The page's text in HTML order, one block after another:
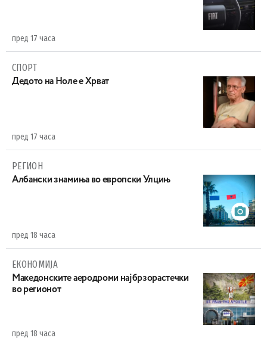
пред 17 часа
СПОРТ
Дедото на Ноле е Хрват
пред 17 часа
РЕГИОН
Aлбански знамиња во европски Улцињ
пред 18 часа
ЕКОНОМИЈА
Maкедонските аеродроми најбрзорастечки
во регионот
пред 18 часа